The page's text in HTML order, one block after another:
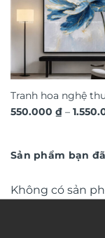
Tranh hoa nghệ
3D hiệu ứng dát
550.000 ₫ –
Sản phẩm bạn
Không có sản